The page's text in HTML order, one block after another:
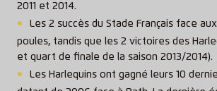
2011 et 2014.
Les 2 succès du Stade Français face
poules, tandis que les 2 victoires des
et quart de finale de la saison 2013/2014).
Les Harlequins ont gagné leurs 10